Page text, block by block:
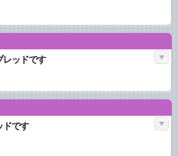
ッドです
ドです